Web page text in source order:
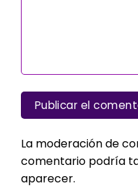
La moderación de
comentario podría
aparecer.